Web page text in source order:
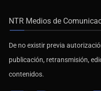
NTR Medios de
De no existir previa
publicación, retransmisión,
contenidos.